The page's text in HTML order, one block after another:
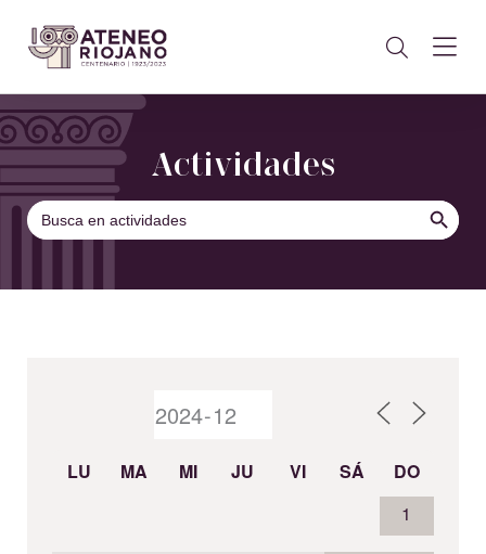
Actividades
Buscar: BOTÓN DE
LU MA MI JU VI SÁ
DO
1